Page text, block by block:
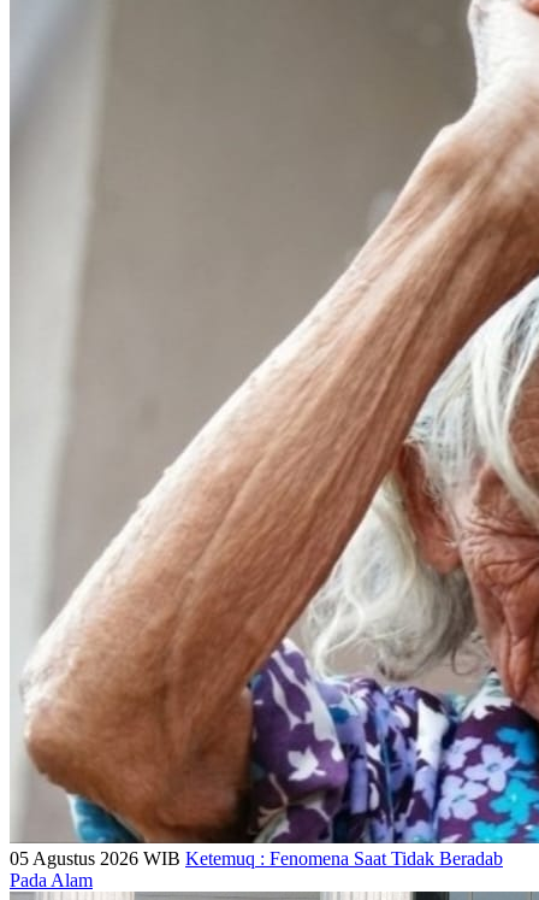
05 Agustus 2026 WIB Ketemuq : Fenomena Saat Tidak Beradab
Pada Alam